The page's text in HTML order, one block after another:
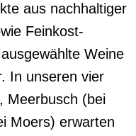
aus nachhaltiger
Feinkost-
Weine
In unseren vier
Meerbusch (bei
Moers) erwarten